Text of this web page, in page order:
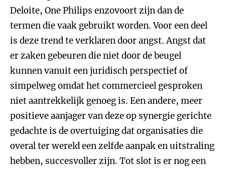
Deloite, One Philips enzovoort zijn dan de
termen die vaak gebruikt worden. Voor een deel
is deze trend te verklaren door angst. Angst dat
er zaken gebeuren die niet door de beugel
kunnen vanuit een juridisch perspectief of
simpelweg omdat het commercieel gesproken
niet aantrekkelijk genoeg is. Een andere, meer
positieve aanjager van deze op synergie gerichte
gedachte is de overtuiging dat organisaties die
overal ter wereld een zelfde aanpak en uitstraling
hebben, succesvoller zijn. Tot slot is er nog een